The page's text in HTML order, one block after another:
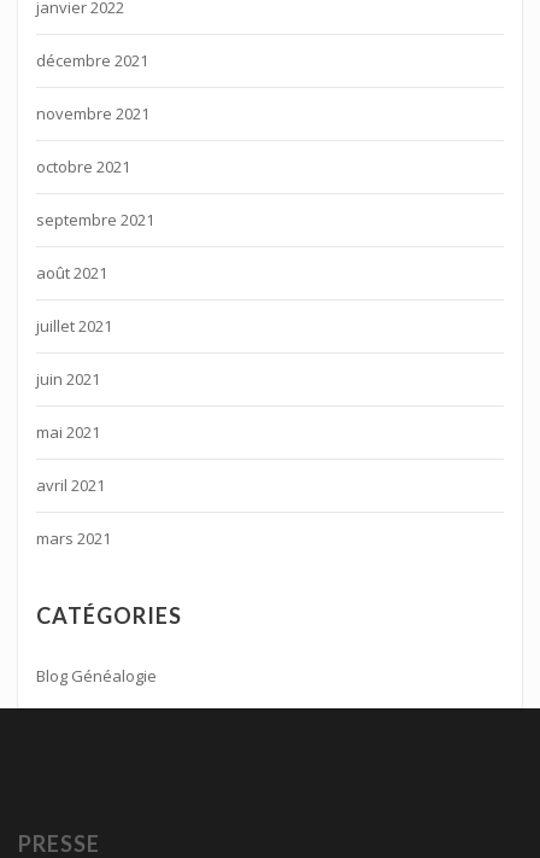
janvier 2022
décembre 2021
novembre 2021
octobre 2021
septembre 2021
août 2021
juillet 2021
juin 2021
mai 2021
avril 2021
mars 2021
CATÉGORIES
Blog Généalogie
PRESSE